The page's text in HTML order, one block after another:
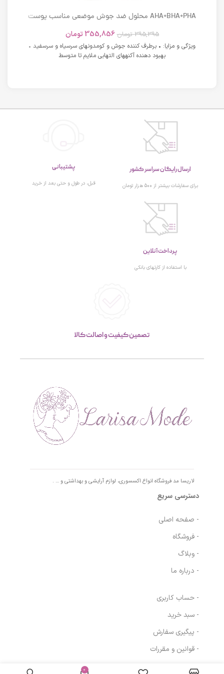
AHA+BHA+PHA محلول ضد جوش موضعی مناسب پوست
395,395 تومان 355,856 تومان
ویژگی و مزایا: • برطرف کننده جوش و کومدونهای سرسیاه و سرسفید •
بهبود دهنده آکنههای التهابی ملایم تا متوسط
ارسال رایگان سراسر کشور
برای سفارشات بیشتر از 500 هزار تومان
پشتیبانی
قبل، در طول و حتی بعد از خرید
پرداخت آنلاین
با استفاده از کارتهای بانکی
تصمین کیفیت و اصالت کالا
لاریسا مد فروشگاه انواع اکسسوری، لوازم آرایشی و بهداشتی و … .
دسترسی سریع
- صفحه اصلی
- فروشگاه
- وبلاگ
- درباره ما
- حساب کاربری
- سبد خرید
- پیگیری سفارش
- قوانین و مقررات
مردانه هیدرودرم
0